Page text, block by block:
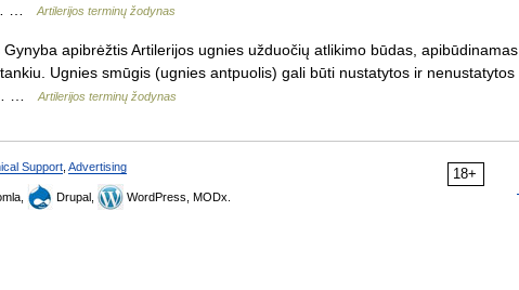
…
Artilerijos terminų žodynas
apibrėžtis Artilerijos ugnies užduočių atlikimo būdas, apibūdinamas
Ugnies smūgis (ugnies antpuolis) gali būti nustatytos ir nenustatytos
…
Artilerijos terminų žodynas
18+
Support Advertising
Drupal, WordPress, MODx.